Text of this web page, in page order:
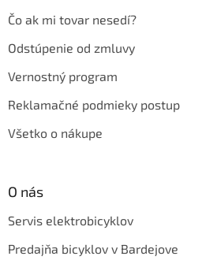
Čo ak mi tovar nesedí?
Odstúpenie od zmluvy
Vernostný program
Reklamačné podmieky postup
Všetko o nákupe
O nás
Servis elektrobicyklov
Predajňa bicyklov v Bardejove